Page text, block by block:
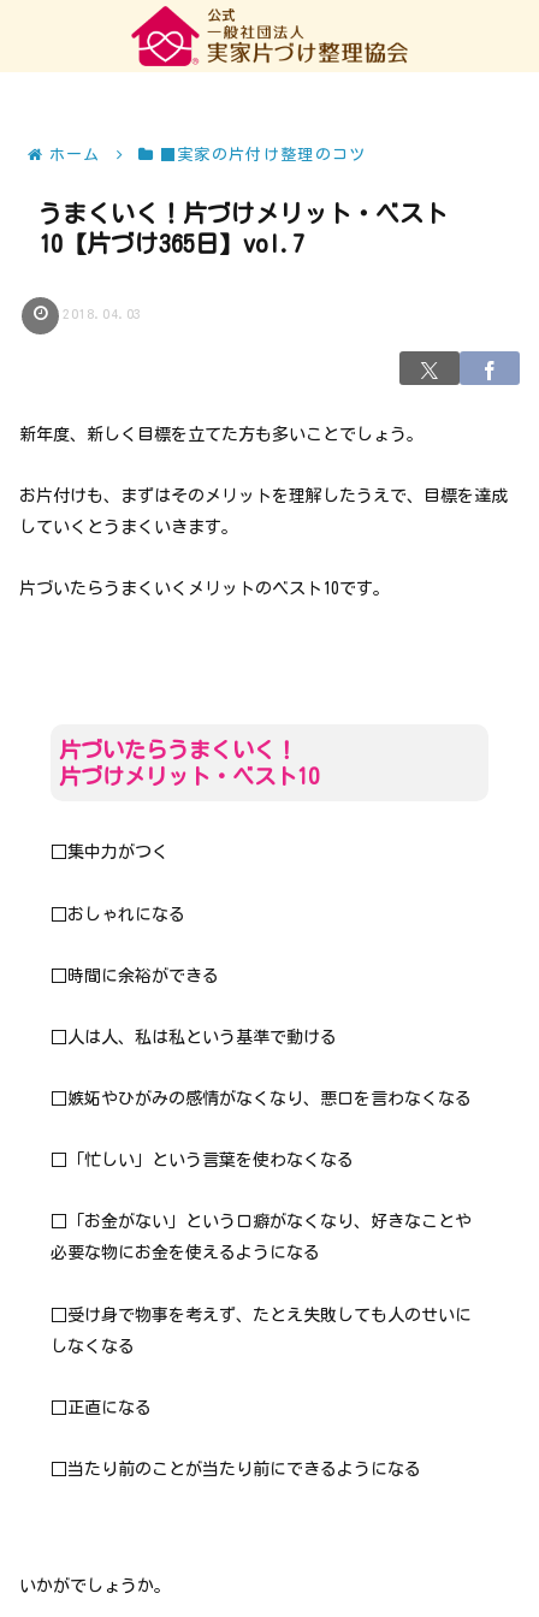
ホーム ■実家の片付け整理のコツ
うまくいく！片づけメリット・ベスト
10【片づけ365日】vol.7
2018.04.03
新年度、新しく目標を立てた方も多いことでしょう。
お片付けも、まずはそのメリットを理解したうえで、目標を達成
していくとうまくいきます。
片づいたらうまくいくメリットのベスト10です。
片づいたらうまくいく！
片づけメリット・ベスト10
□集中力がつく
□おしゃれになる
□時間に余裕ができる
□人は人、私は私という基準で動ける
□嫉妬やひがみの感情がなくなり、悪口を言わなくなる
□「忙しい」という言葉を使わなくなる
□「お金がない」という口癖がなくなり、好きなことや
必要な物にお金を使えるようになる
□受け身で物事を考えず、たとえ失敗しても人のせいに
しなくなる
□正直になる
□当たり前のことが当たり前にできるようになる
いかがでしょうか。